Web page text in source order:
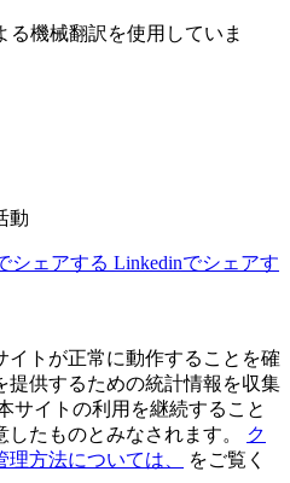
機械翻訳を使用していま
動
シェアする Linkedinでシェアす
イトが正常に動作することを確
提供するための統計情報を収集
サイトの利用を継続すること
たものとみなされます。
ク
方法については、
をご覧く